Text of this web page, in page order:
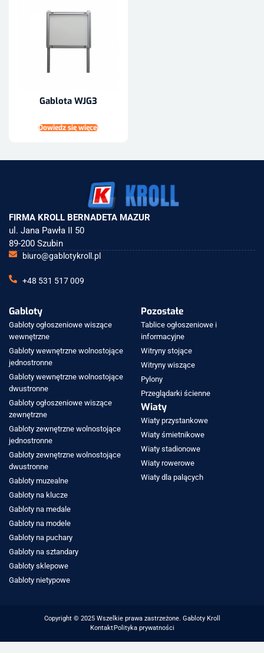
Gablota WJG3
Dowiedz się więcej
FIRMA KROLL BERNADETA MAZUR
ul. Jana Pawła II 50
89-200 Szubin
biuro@gablotykroll.pl
+48 531 517 009
Gabloty
Gabloty ogłoszeniowe wiszące
wewnętrzne
Gabloty wewnętrzne wolnostojące
jednostronne
Gabloty wewnętrzne wolnostojące
dwustronne
Gabloty ogłoszeniowe wiszące
zewnętrzne
Gabloty zewnętrzne wolnostojące
jednostronne
Gabloty zewnętrzne wolnostojące
dwustronne
Gabloty muzealne
Gabloty na klucze
Gabloty na medale
Gabloty na modele
Gabloty na puchary
Gabloty na sztandary
Gabloty sklepowe
Gabloty nietypowe
Pozostałe
Tablice ogłoszeniowe i
informacyjne
Witryny stojące
Witryny wiszące
Pylony
Przeglądarki ścienne
Wiaty
Wiaty przystankowe
Wiaty śmietnikowe
Wiaty stadionowe
Wiaty rowerowe
Wiaty dla palących
Copyright © 2025 Wszelkie prawa zastrzeżone. Gabloty Kroll
Kontakt Polityka prywatności